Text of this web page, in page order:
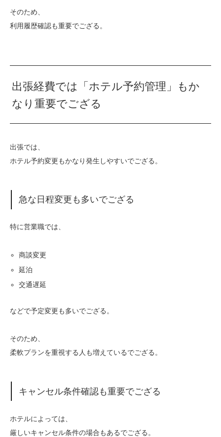
そのため、
利用履歴確認も重要でござる。
出張経費では「ホテル予約管理」もか
なり重要でござる
出張では、
ホテル予約変更もかなり発生しやすいでござる。
急な日程変更も多いでござる
特に営業職では、
商談変更
延泊
交通遅延
などで予定変更も多いでござる。
そのため、
柔軟プランを重視する人も増えているでござる。
キャンセル条件確認も重要でござる
ホテルによっては、
厳しいキャンセル条件の場合もあるでござる。